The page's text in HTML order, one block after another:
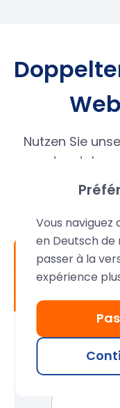
Nutzen Sie
ersten Jahr
Web-
Diese Rabatte
angewendet,
Vous
en Deutsch de
passer à la
expérience